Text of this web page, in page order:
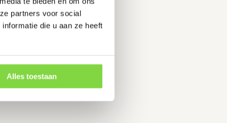
partners voor social
die u aan ze heeft
Alles toestaan